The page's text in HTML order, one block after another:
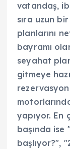
vatandaş,
sıra uzun
planlarını
bayramı
seyahat
gitmeye
yapıyor. En
başında
başlıyor?",